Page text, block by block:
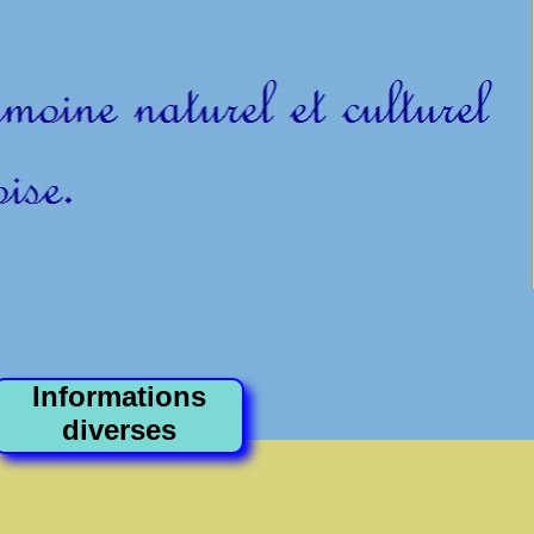
Informations
diverses